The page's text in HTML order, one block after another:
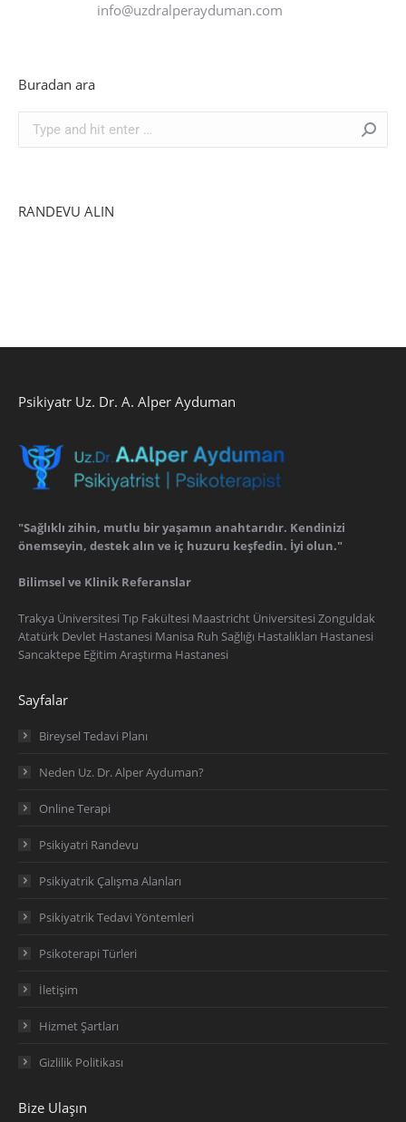
info@uzdralperayduman.com
Buradan ara
Search:
RANDEVU ALIN
Psikiyatr Uz. Dr. A. Alper Ayduman
"Sağlıklı zihin, mutlu bir yaşamın anahtarıdır. Kendinizi
önemseyin, destek alın ve iç huzuru keşfedin. İyi olun."
Bilimsel ve Klinik Referanslar
Trakya Üniversitesi Tıp Fakültesi Maastricht Üniversitesi Zonguldak
Atatürk Devlet Hastanesi Manisa Ruh Sağlığı Hastalıkları Hastanesi
Sancaktepe Eğitim Araştırma Hastanesi
Sayfalar
Bireysel Tedavi Planı
Neden Uz. Dr. Alper Ayduman?
Online Terapi
Psikiyatri Randevu
Psikiyatrik Çalışma Alanları
Psikiyatrik Tedavi Yöntemleri
Psikoterapi Türleri
İletişim
Hizmet Şartları
Gizlilik Politikası
Bize Ulaşın